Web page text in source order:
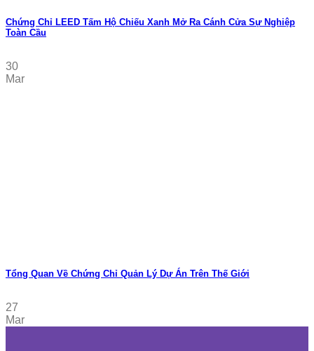
Chứng Chỉ LEED Tấm Hộ Chiếu Xanh Mở Ra Cánh Cửa Sự Nghiệp
Toàn Cầu
30
Mar
Tổng Quan Về Chứng Chỉ Quản Lý Dự Án Trên Thế Giới
27
Mar